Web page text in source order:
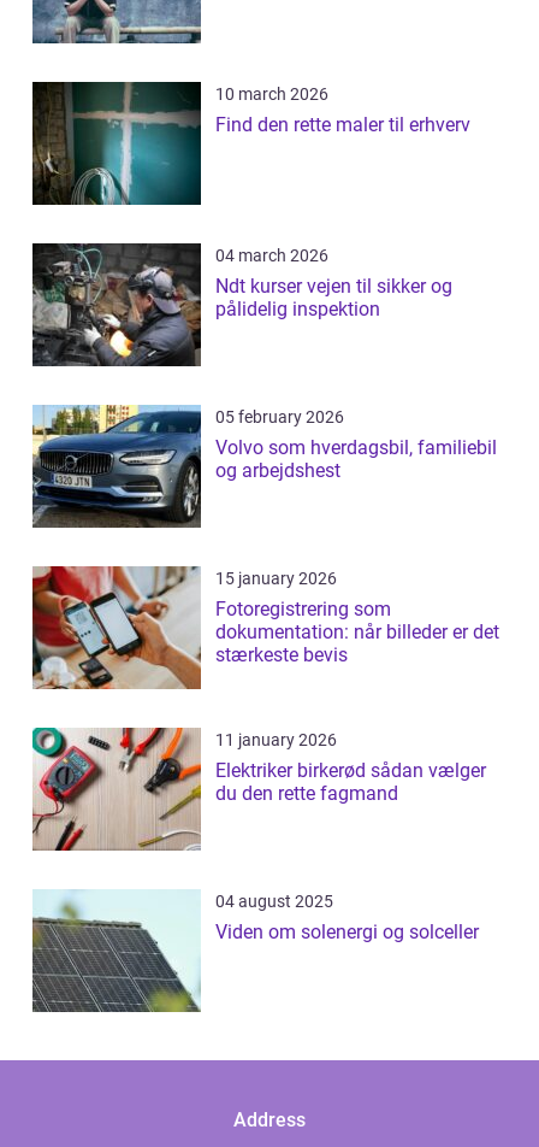
10 march 2026
Find den rette maler til erhverv
04 march 2026
Ndt kurser vejen til sikker og
pålidelig inspektion
05 february 2026
Volvo som hverdagsbil, familiebil
og arbejdshest
15 january 2026
Fotoregistrering som
dokumentation: når billeder er det
stærkeste bevis
11 january 2026
Elektriker birkerød sådan vælger
du den rette fagmand
04 august 2025
Viden om solenergi og solceller
Address